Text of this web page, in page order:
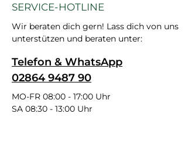
SERVICE-HOTLINE
Wir beraten dich gern! Lass dich von uns
unterstützen und beraten unter:
Telefon & WhatsApp
02864 9487 90
MO-FR 08:00 - 17:00 Uhr
SA 08:30 - 13:00 Uhr